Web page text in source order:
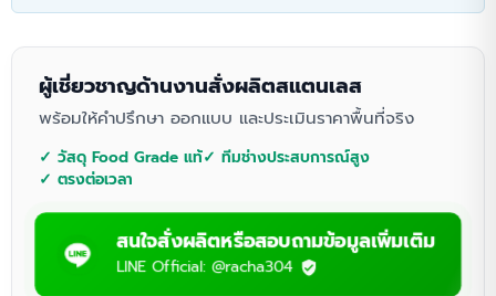
ผู้เชี่ยวชาญด้านงานสั่งผลิตสแตนเลส
พร้อมให้คำปรึกษา ออกแบบ และประเมินราคาพื้นที่จริง
✓ วัสดุ Food Grade แท้✓ ทีมช่างประสบการณ์สูง
✓ ตรงต่อเวลา
สนใจสั่งผลิตหรือสอบถามข้อมูลเพิ่มเติม
LINE Official: @racha304